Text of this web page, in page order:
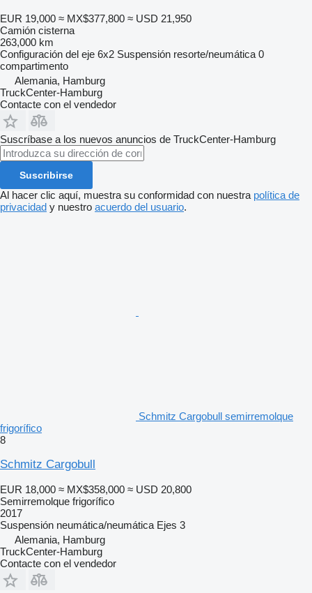
EUR 19,000 ≈ MX$377,800 ≈ USD 21,950
Camión cisterna
263,000 km
Configuración del eje 6x2 Suspensión resorte/neumática 0
compartimento
Alemania, Hamburg
TruckCenter-Hamburg
Contacte con el vendedor
Suscríbase a los nuevos anuncios de TruckCenter-Hamburg
Suscribirse
Al hacer clic aquí, muestra su conformidad con nuestra política de
privacidad y nuestro acuerdo del usuario.
Schmitz Cargobull semirremolque
frigorífico
8
Schmitz Cargobull
EUR 18,000 ≈ MX$358,000 ≈ USD 20,800
Semirremolque frigorífico
2017
Suspensión neumática/neumática Ejes 3
Alemania, Hamburg
TruckCenter-Hamburg
Contacte con el vendedor